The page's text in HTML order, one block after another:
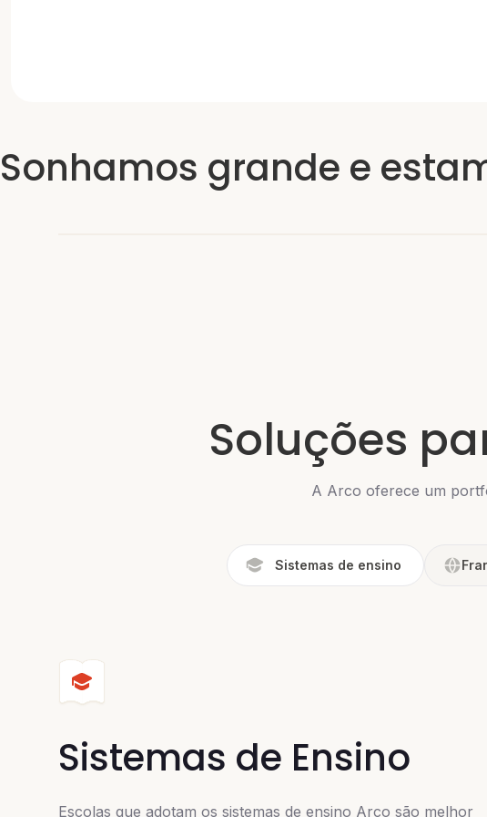
Sonhamos grande e
Soluções
A Arco oferece um
Sistemas de ensino
Sistemas de Ensino
Escolas que adotam os sistemas de ensino Arco são melhor